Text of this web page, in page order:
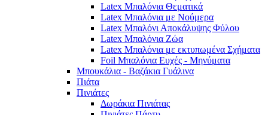
Latex Μπαλόνια Θεματικά
Latex Μπαλόνια με Νούμερα
Latex Μπαλόνι Αποκάλυψης Φύλου
Latex Μπαλόνια Ζώα
Latex Μπαλόνια με εκτυπωμένα Σχήματα
Foil Μπαλόνια Ευχές - Μηνύματα
Μπουκάλια - Βαζάκια Γυάλινα
Πιάτα
Πινιάτες
Δωράκια Πινιάτας